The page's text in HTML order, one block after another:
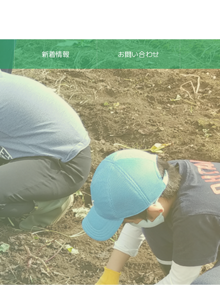
新着情報 お問い合わせ